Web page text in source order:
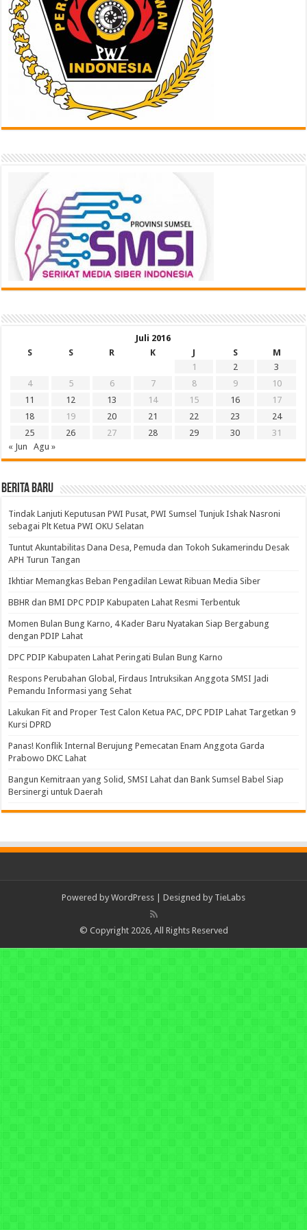
Juli 2016
S
S R K J S
M
1
2
3
4
5 6 7 8 9
10
11
12 13 14 15 16
17
18
19 20 21 22 23
24
25
26 27 28 29 30
31
« Jun
Agu »
BERITA BARU
Tindak Lanjuti Keputusan PWI Pusat, PWI Sumsel Tunjuk Ishak Nasroni
sebagai Plt Ketua PWI OKU Selatan
Tuntut Akuntabilitas Dana Desa, Pemuda dan Tokoh Sukamerindu Desak
APH Turun Tangan
Ikhtiar Memangkas Beban Pengadilan Lewat Ribuan Media Siber
BBHR dan BMI DPC PDIP Kabupaten Lahat Resmi Terbentuk
Momen Bulan Bung Karno, 4 Kader Baru Nyatakan Siap Bergabung
dengan PDIP Lahat
DPC PDIP Kabupaten Lahat Peringati Bulan Bung Karno
Respons Perubahan Global, Firdaus Intruksikan Anggota SMSI Jadi
Pemandu Informasi yang Sehat
Lakukan Fit and Proper Test Calon Ketua PAC, DPC PDIP Lahat Targetkan 9
Kursi DPRD
Panas! Konflik Internal Berujung Pemecatan Enam Anggota Garda
Prabowo DKC Lahat
Bangun Kemitraan yang Solid, SMSI Lahat dan Bank Sumsel Babel Siap
Bersinergi untuk Daerah
Powered by WordPress | Designed by TieLabs
© Copyright 2026, All Rights Reserved